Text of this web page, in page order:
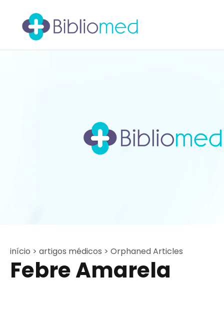
início > artigos médicos > Orphaned Articles
Febre Amarela